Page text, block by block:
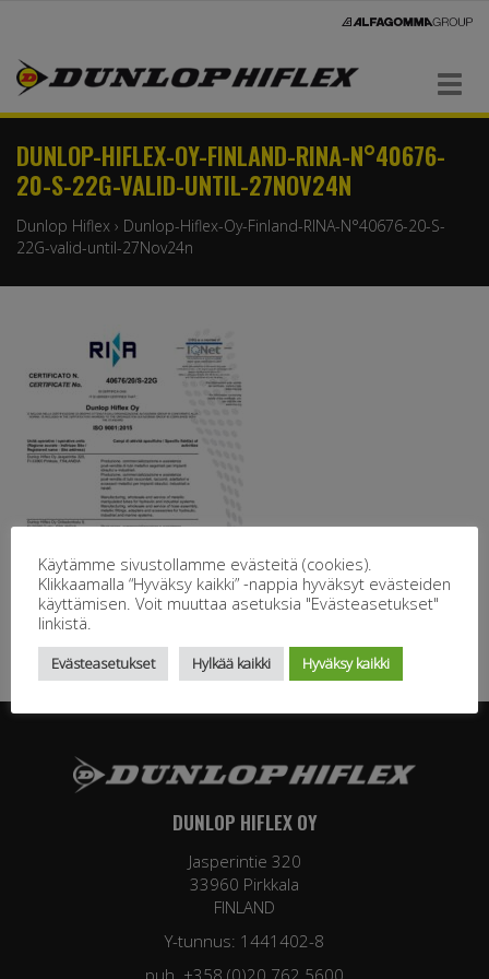
Navigaatio
DUNLOP-HIFLEX-OY-FINLAND-RINA-N°40676-
20-S-22G-VALID-UNTIL-27NOV24N
Dunlop Hiflex › Dunlop-Hiflex-Oy-Finland-RINA-N°40676-20-S-
22G-valid-until-27Nov24n
DUNLOP HIFLEX OY
Jasperintie 320
33960 Pirkkala
FINLAND
Y-tunnus: 1441402-8
puh. +358 (0)20 762 5600
Käytämme sivustollamme evästeitä (cookies).
Klikkaamalla “Hyväksy kaikki” -nappia hyväksyt evästeiden
käyttämisen. Voit muuttaa asetuksia "Evästeasetukset"
linkistä.
Evästeasetukset Hylkää kaikki Hyväksy kaikki